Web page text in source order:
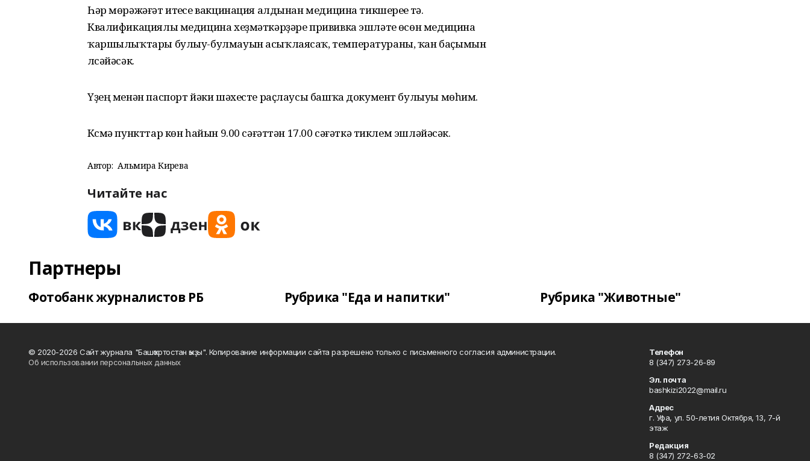
Һәр мөрәжәғәт итеүсе вакцинация алдынан медицина тикшереүе үтә.
Квалификациялы медицина хеҙмәткәрҙәре прививка эшләтеү өсөн медицина
ҡаршылыҡтары булыу-булмауын асыҡлаясаҡ, температураны, ҡан баҫымын
үлсәйәсәк.
Үҙең менән паспорт йәки шәхесте раҫлаусы башҡа документ булыуы мөһим.
Күсмә пункттар көн һайын 9.00 сәғәттән 17.00 сәғәткә тиклем эшләйәсәк.
Автор: Альмира Кирәева
Читайте нас
Партнеры
Фотобанк журналистов РБ Рубрика "Еда и напитки" Рубрика "Животные"
© 2020-2026 Сайт журнала "Башҡортостан ҡыҙы". Копирование информации сайта разрешено только с письменного согласия администрации.
Об использовании персональных данных
Телефон
8 (347) 273-26-89
Эл. почта
bashkizi2022@mail.ru
Адрес
г. Уфа, ул. 50-летия Октября, 13, 7-й
этаж
Редакция
8 (347) 272-63-02